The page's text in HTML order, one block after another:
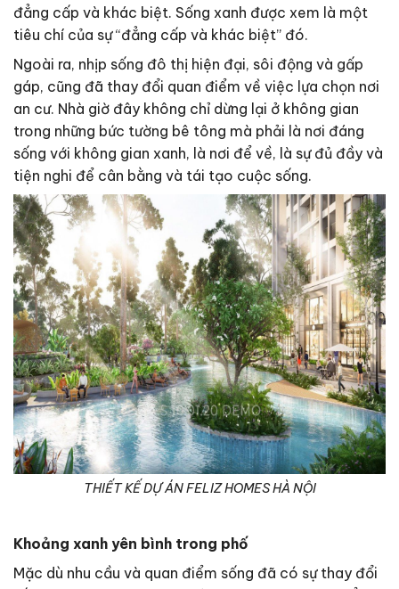
đẳng cấp và khác biệt. Sống xanh được xem là một
tiêu chí của sự “đẳng cấp và khác biệt” đó.
Ngoài ra, nhịp sống đô thị hiện đại, sôi động và gấp
gáp, cũng đã thay đổi quan điểm về việc lựa chọn nơi
an cư. Nhà giờ đây không chỉ dừng lại ở không gian
trong những bức tường bê tông mà phải là nơi đáng
sống với không gian xanh, là nơi để về, là sự đủ đầy và
tiện nghi để cân bằng và tái tạo cuộc sống.
THIẾT KẾ DỰ ÁN FELIZ HOMES HÀ NỘI
Khoảng xanh yên bình trong phố
Mặc dù nhu cầu và quan điểm sống đã có sự thay đổi